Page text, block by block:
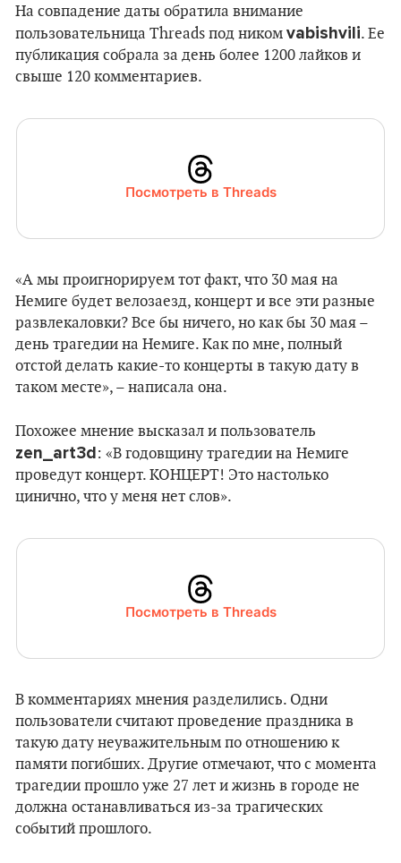
На совпадение даты обратила внимание
пользовательница Threads под ником vabishvili. Ее
публикация собрала за день более 1200 лайков и
свыше 120 комментариев.
Посмотреть в Threads
«А мы проигнорируем тот факт, что 30 мая на
Немиге будет велозаезд, концерт и все эти разные
развлекаловки? Все бы ничего, но как бы 30 мая –
день трагедии на Немиге. Как по мне, полный
отстой делать какие-то концерты в такую дату в
таком месте», – написала она.
Похожее мнение высказал и пользователь
zen_art3d: «В годовщину трагедии на Немиге
проведут концерт. КОНЦЕРТ! Это настолько
цинично, что у меня нет слов».
Посмотреть в Threads
В комментариях мнения разделились. Одни
пользователи считают проведение праздника в
такую дату неуважительным по отношению к
памяти погибших. Другие отмечают, что с момента
трагедии прошло уже 27 лет и жизнь в городе не
должна останавливаться из-за трагических
событий прошлого.